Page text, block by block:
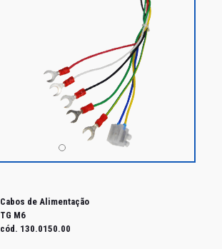
Cabos de Alimentação
TG M6
cód. 130.0150.00